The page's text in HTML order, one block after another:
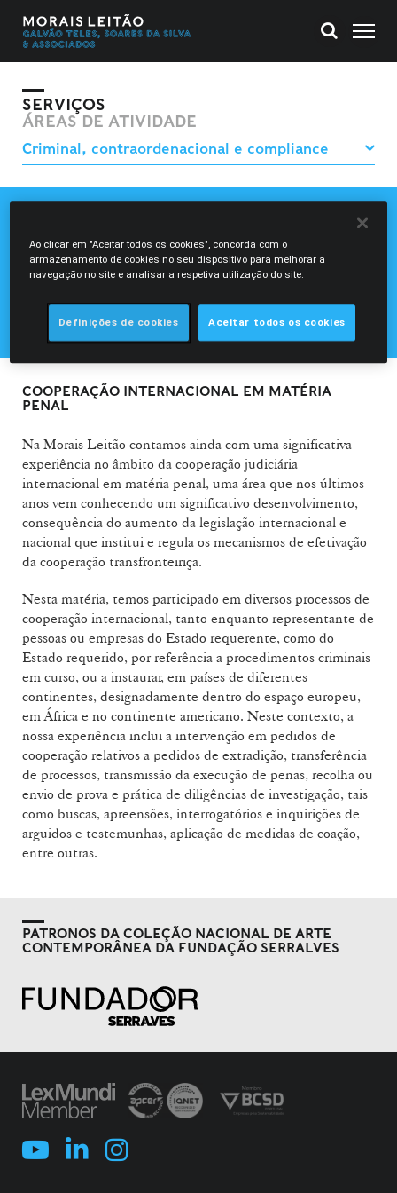
SERVIÇOS
ÁREAS DE ATIVIDADE
COMPLIANCE
CONTENCIOSO CONTRAORDENACIONAL
CONTENCIOSO CRIMINAL
COOPERAÇÃO INTERNACIONAL EM MATÉRIA PENAL
INVESTIGAÇÕES INTERNAS E SEGUIMENTO DE DENÚNCIAS
COOPERAÇÃO INTERNACIONAL EM MATÉRIA
PENAL
Na Morais Leitão contamos ainda com uma significativa
experiência no âmbito da cooperação judiciária
internacional em matéria penal, uma área que nos últimos
anos vem conhecendo um significativo desenvolvimento,
consequência do aumento da legislação internacional e
nacional que institui e regula os mecanismos de efetivação
da cooperação transfronteiriça.
Nesta matéria, temos participado em diversos processos de
cooperação internacional, tanto enquanto representante de
pessoas ou empresas do Estado requerente, como do
Estado requerido, por referência a procedimentos criminais
em curso, ou a instaurar, em países de diferentes
continentes, designadamente dentro do espaço europeu,
em África e no continente americano. Neste contexto, a
nossa experiência inclui a intervenção em pedidos de
cooperação relativos a pedidos de extradição, transferência
de processos, transmissão da execução de penas, recolha ou
envio de prova e prática de diligências de investigação, tais
como buscas, apreensões, interrogatórios e inquirições de
arguidos e testemunhas, aplicação de medidas de coação,
entre outras.
PATRONOS DA COLEÇÃO NACIONAL DE ARTE
CONTEMPORÂNEA DA FUNDAÇÃO SERRALVES
Ao clicar em "Aceitar todos os cookies", concorda com o
armazenamento de cookies no seu dispositivo para melhorar a
navegação no site e analisar a respetiva utilização do site.
Definições de cookies Aceitar todos os cookies